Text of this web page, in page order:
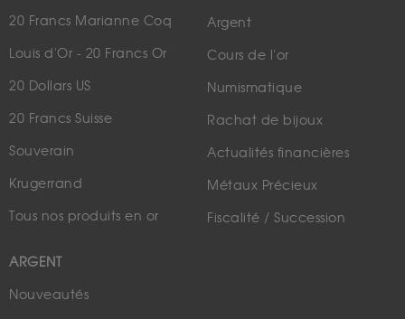
20 Francs Marianne Coq
Louis d'Or - 20 Francs Or
20 Dollars US
20 Francs Suisse
Souverain
Krugerrand
Tous nos produits en or
ARGENT
Nouveautés
Argent
Cours de l'or
Numismatique
Rachat de bijoux
Actualités financières
Métaux Précieux
Fiscalité / Succession